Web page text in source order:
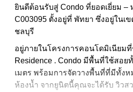
ยินดีต้อนรับสู่ Condo ที่ยอดเยี่ยม –
C003095 ตั้งอยู่ที่ พัทยา ซึ่งอยู่ในเ
ชลบุรี
อยู่ภายในโครงการคอนโดมิเนียมที่
Residence . Condo มีพื้นที่ใช้สอย
เมตร พร้อมการจัดวางพื้นที่ที่มีทั้ง
ห้องน้ำ จากยูนิตนี้คุณจะได้รับ วิวส